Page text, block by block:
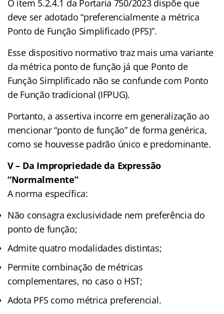
O item 5.2.4.1 da Portaria 750/2023 dispõe que
deve ser adotado “preferencialmente a métrica
Ponto de Função Simplificado (PFS)”.
Esse dispositivo normativo traz mais uma variante
da métrica ponto de função já que Ponto de
Função Simplificado não se confunde com Ponto
de Função tradicional (IFPUG).
Portanto, a assertiva incorre em generalização ao
mencionar “ponto de função” de forma genérica,
como se houvesse padrão único e predominante.
V – Da Impropriedade da Expressão
“Normalmente”
A norma específica:
Não consagra exclusividade nem preferência do
ponto de função;
Admite quatro modalidades distintas;
Permite combinação de métricas
complementares, no caso o HST;
Adota PFS como métrica preferencial.